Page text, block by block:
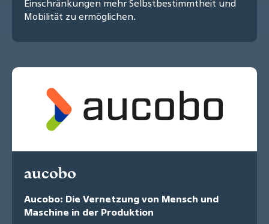
Einschränkungen mehr Selbstbestimmtheit und
Mobilität zu ermöglichen.
aucobo
Aucobo: Die Vernetzung von Mensch und
Maschine in der Produktion